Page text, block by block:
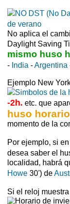
No aplica el
Daylight Saving
mismo huso
- India -Argentina
Ejemplo New
-2h. etc. que
huso
momento de la
Por ejemplo, si
desea saber el
localidad, habrá
Howe 30') de
Si el reloj